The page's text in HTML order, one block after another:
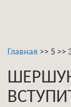
Главная >> 5 >>